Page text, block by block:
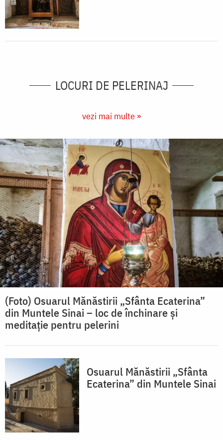
LOCURI DE PELERINAJ
vezi mai multe »
(Foto) Osuarul Mănăstirii „Sfânta Ecaterina”
din Muntele Sinai – loc de închinare și
meditație pentru pelerini
Osuarul Mănăstirii „Sfânta
Ecaterina” din Muntele Sinai